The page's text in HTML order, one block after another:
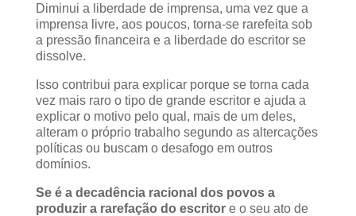
Diminui a liberdade de imprensa, uma vez que a
imprensa livre, aos poucos, torna-se rarefeita sob
a pressão financeira e a liberdade do escritor se
dissolve.
Isso contribui para explicar porque se torna cada
vez mais raro o tipo de grande escritor e ajuda a
explicar o motivo pelo qual, mais de um deles,
alteram o próprio trabalho segundo as altercações
políticas ou buscam o desafogo em outros
domínios.
Se é a decadência racional dos povos a
produzir a rarefação do escritore o seu ato de